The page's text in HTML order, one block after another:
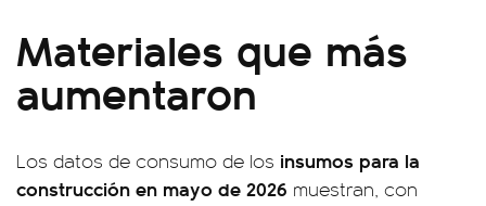
Materiales que más
aumentaron
Los datos de consumo de los insumos para la
construcción en mayo de 2026 muestran, con